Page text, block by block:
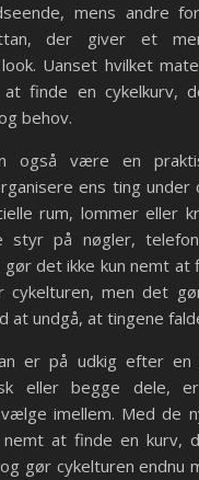
mens andre
der giver et
Uanset hvilket
finde en cykelkurv,
behov.
også være en
ens ting under
rum, lommer eller
styr på nøgler,
det ikke kun nemt at
cykelturen, men det
at undgå, at tingene
er på udkig efter en
eller begge dele,
imellem. Med de
at finde en kurv,
gør cykelturen endnu